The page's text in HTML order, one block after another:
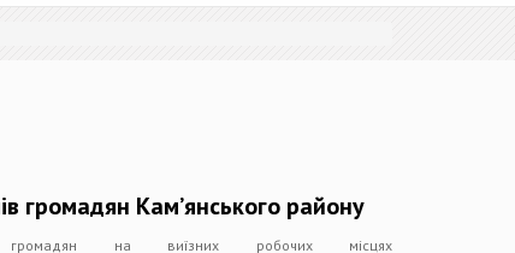
громадян Кам’янського району
громадян на виїзних робочих місцях